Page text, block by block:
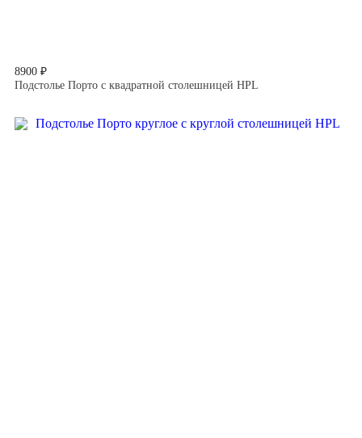
8900 ₽
Подстолье Порто с квадратной столешницей HPL